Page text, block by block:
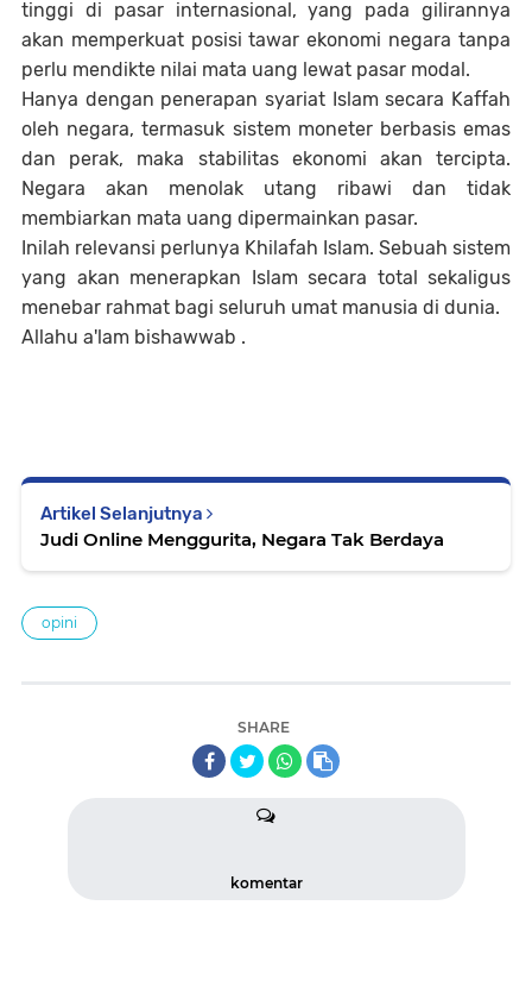
tinggi di pasar internasional, yang pada gilirannya
akan memperkuat posisi tawar ekonomi negara tanpa
perlu mendikte nilai mata uang lewat pasar modal.
Hanya dengan penerapan syariat Islam secara Kaffah
oleh negara, termasuk sistem moneter berbasis emas
dan perak, maka stabilitas ekonomi akan tercipta.
Negara akan menolak utang ribawi dan tidak
membiarkan mata uang dipermainkan pasar.
Inilah relevansi perlunya Khilafah Islam. Sebuah sistem
yang akan menerapkan Islam secara total sekaligus
menebar rahmat bagi seluruh umat manusia di dunia.
Allahu a'lam bishawwab .
Artikel Selanjutnya
Judi Online Menggurita, Negara Tak Berdaya
opini
SHARE
komentar